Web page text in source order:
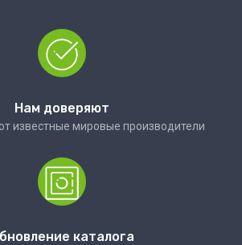
Нам доверяют
известные мировые производители
каталога